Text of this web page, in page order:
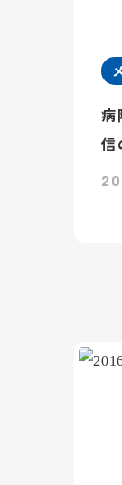
病
信